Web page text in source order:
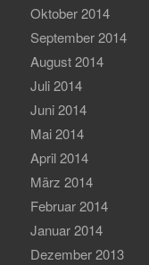
Oktober 2014
September 2014
August 2014
Juli 2014
Juni 2014
Mai 2014
April 2014
März 2014
Februar 2014
Januar 2014
Dezember 2013